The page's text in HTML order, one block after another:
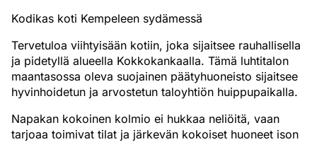
Kodikas koti Kempeleen sydämessä
Tervetuloa viihtyisään kotiin, joka sijaitsee rauhallisella
ja pidetyllä alueella Kokkokankaalla. Tämä luhtitalon
maantasossa oleva suojainen päätyhuoneisto sijaitsee
hyvinhoidetun ja arvostetun taloyhtiön huippupaikalla.
Napakan kokoinen kolmio ei hukkaa neliöitä, vaan
tarjoaa toimivat tilat ja järkevän kokoiset huoneet ison